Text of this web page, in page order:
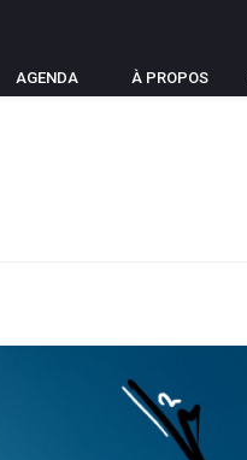
AGENDA À PROPOS